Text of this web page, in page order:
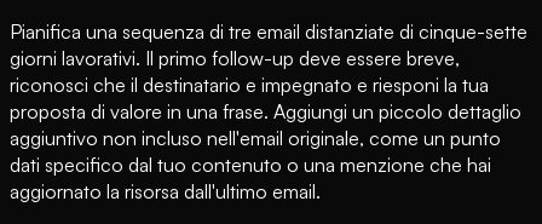
Pianifica una sequenza di tre email distanziate di cinque-sette
giorni lavorativi. Il primo follow-up deve essere breve,
riconosci che il destinatario e impegnato e riesponi la tua
proposta di valore in una frase. Aggiungi un piccolo dettaglio
aggiuntivo non incluso nell'email originale, come un punto
dati specifico dal tuo contenuto o una menzione che hai
aggiornato la risorsa dall'ultimo email.